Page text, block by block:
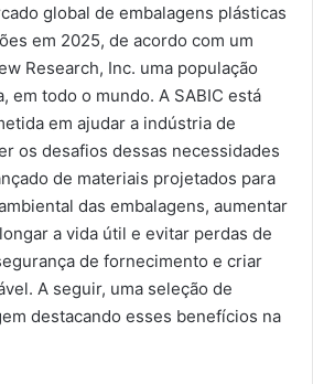
global de embalagens plásticas
em 2025, de acordo com um
Research, Inc. uma população
em todo o mundo. A SABIC está
em ajudar a indústria de
os desafios dessas necessidades
de materiais projetados para
das embalagens, aumentar
a vida útil e evitar perdas de
de fornecimento e criar
A seguir, uma seleção de
destacando esses benefícios na